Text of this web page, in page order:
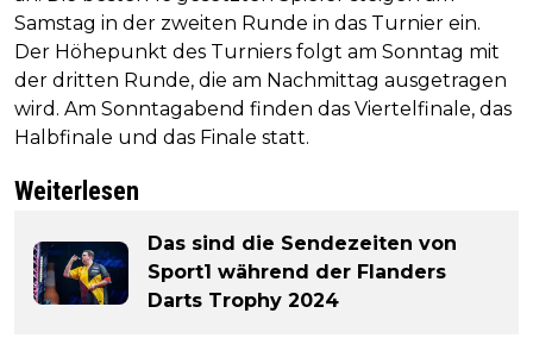
Samstag in der zweiten Runde in das Turnier ein.
Der Höhepunkt des Turniers folgt am Sonntag mit
der dritten Runde, die am Nachmittag ausgetragen
wird. Am Sonntagabend finden das Viertelfinale, das
Halbfinale und das Finale statt.
Weiterlesen
Das sind die Sendezeiten von
Sport1 während der Flanders
Darts Trophy 2024